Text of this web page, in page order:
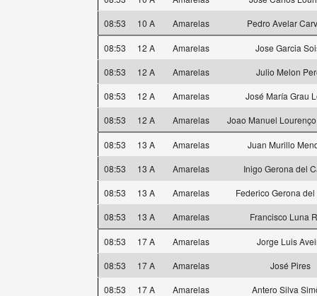
08:53
10 A Amarelas Pedro Avelar
08:53 12 A Amarelas
Jose Garcia
08:53
12 A Amarelas
Julio Melon
08:53
12 A Amarelas
José María Grau
08:53
12 A Amarelas Joao Manuel
08:53 13 A Amarelas
Juan Murillo
08:53
13 A Amarelas
Inigo Gerona del
08:53
13 A Amarelas
Federico Gerona
08:53
13 A Amarelas Francisco Luna
08:53 17 A Amarelas
Jorge Luis
08:53
17 A Amarelas
José Pires
08:53
17 A Amarelas
Antero Silva